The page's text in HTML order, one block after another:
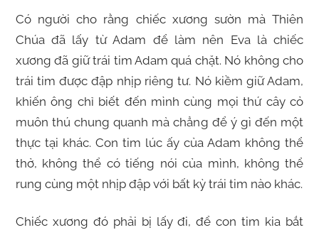
Có người cho rằng chiếc xương sườn mà Thiên
Chúa đã lấy từ Adam để làm nên Eva là chiếc
xương đã giữ trái tim Adam quá chặt. Nó không cho
trái tim được đập nhịp riêng tư. Nó kiềm giữ Adam,
khiến ông chỉ biết đến mình cùng mọi thứ cây cỏ
muôn thú chung quanh mà chẳng để ý gì đến một
thực tại khác. Con tim lúc ấy của Adam không thể
thở, không thể có tiếng nói của mình, không thể
rung cùng một nhịp đập với bất kỳ trái tim nào khác.
Chiếc xương đó phải bị lấy đi, để con tim kia bắt